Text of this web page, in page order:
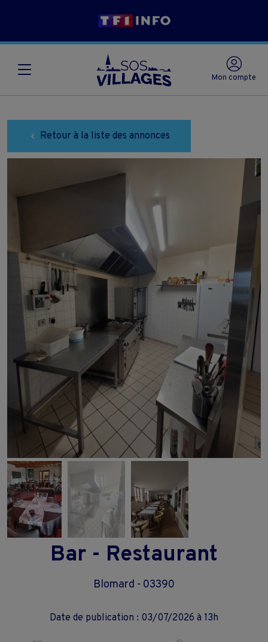
Mon compte
Retour à la liste des annonces
Bar - Restaurant
Blomard - 03390
Date de publication : 03/07/2026 à 13h